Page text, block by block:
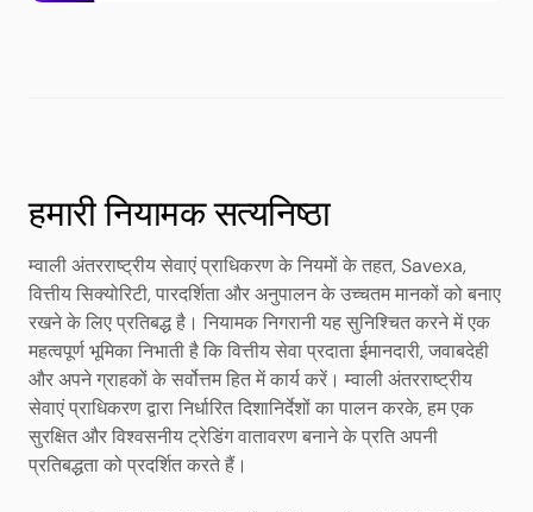
हमारी नियामक सत्यनिष्ठा
म्वाली अंतरराष्ट्रीय सेवाएं प्राधिकरण के नियमों के तहत, Savexa,
वित्तीय सिक्योरिटी, पारदर्शिता और अनुपालन के उच्चतम मानकों को बनाए
रखने के लिए प्रतिबद्ध है। नियामक निगरानी यह सुनिश्चित करने में एक
महत्वपूर्ण भूमिका निभाती है कि वित्तीय सेवा प्रदाता ईमानदारी, जवाबदेही
और अपने ग्राहकों के सर्वोत्तम हित में कार्य करें। म्वाली अंतरराष्ट्रीय
सेवाएं प्राधिकरण द्वारा निर्धारित दिशानिर्देशों का पालन करके, हम एक
सुरक्षित और विश्वसनीय ट्रेडिंग वातावरण बनाने के प्रति अपनी
प्रतिबद्धता को प्रदर्शित करते हैं।